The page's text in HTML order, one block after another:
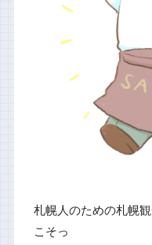
札幌人のための札幌
こそっ